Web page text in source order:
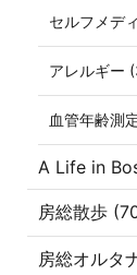
セルフメデ
アレルギー
血管年齢測
A Life in
房総散歩
房総オルタ